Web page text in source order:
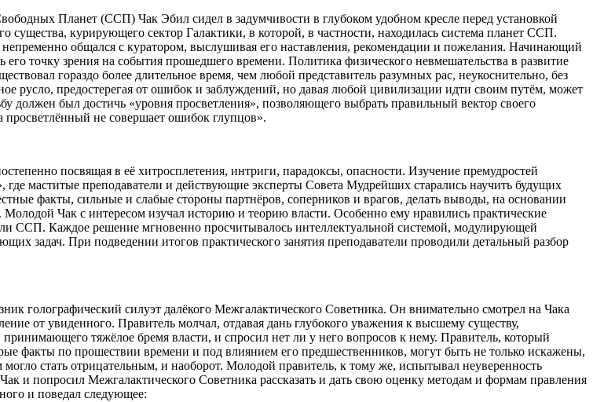
Планет (ССП) Чак Эбил сидел в задумчивости в глубоком удобном кресле перед установкой
существа, курирующего сектор Галактики, в которой, в частности, находилась система планет ССП.
общался с куратором, выслушивая его наставления, рекомендации и пожелания. Начинающий
точку зрения на события прошедшего времени. Политика физического невмешательства в развитие
гораздо более длительное время, чем любой представитель разумных рас, неукоснительно, без
предостерегая от ошибок и заблуждений, но давая любой цивилизации идти своим путём, может
был достичь «уровня просветления», позволяющего выбрать правильный вектор своего
не совершает ошибок глупцов».
посвящая в её хитросплетения, интриги, парадоксы, опасности. Изучение премудростей
где маститые преподаватели и действующие эксперты Совета Мудрейших старались научить будущих
факты, сильные и слабые стороны партнёров, соперников и врагов, делать выводы, на основании
Чак с интересом изучал историю и теорию власти. Особенно ему нравились практические
ССП. Каждое решение мгновенно просчитывалось интеллектуальной системой, модулирующей
задач. При подведении итогов практического занятия преподаватели проводили детальный разбор
голографический силуэт далёкого Межгалактического Советника. Он внимательно смотрел на Чака
от увиденного. Правитель молчал, отдавая дань глубокого уважения к высшему существу,
тяжёлое бремя власти, и спросил нет ли у него вопросов к нему. Правитель, который
факты по прошествии времени и под влиянием его предшественников, могут быть не только искажены,
стать отрицательным, и наоборот. Молодой правитель, к тому же, испытывал неуверенность
и попросил Межгалактического Советника рассказать и дать свою оценку методам и формам правления
и поведал следующее: